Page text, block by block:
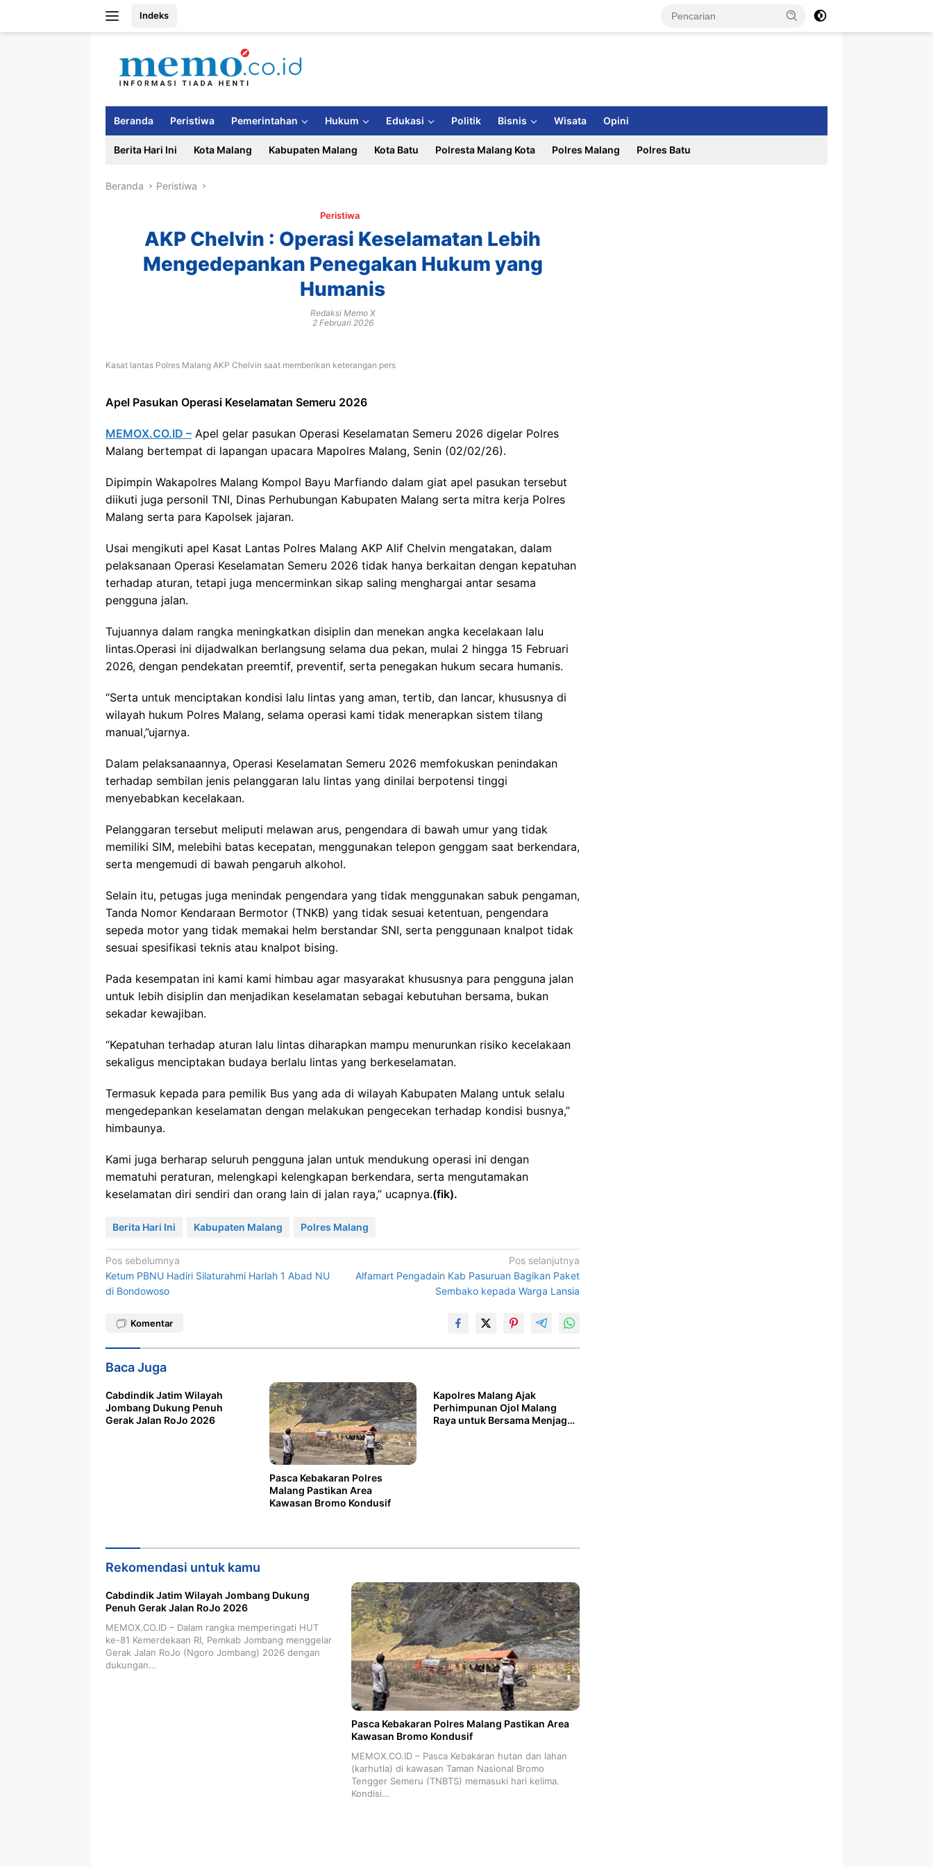
Indeks
Beranda Peristiwa Pemerintahan Hukum Edukasi Politik Bisnis Wisata Opini
Berita Hari Ini Kota Malang Kabupaten Malang Kota Batu Polresta Malang Kota Polres Malang Polres Batu
Beranda Peristiwa
Peristiwa
AKP Chelvin : Operasi Keselamatan Lebih
Mengedepankan Penegakan Hukum yang
Humanis
Redaksi Memo X
2 Februari 2026
Kasat lantas Polres Malang AKP Chelvin saat memberikan keterangan pers
Apel Pasukan Operasi Keselamatan Semeru 2026
MEMOX.CO.ID – Apel gelar pasukan Operasi Keselamatan Semeru 2026 digelar Polres
Malang bertempat di lapangan upacara Mapolres Malang, Senin (02/02/26).
Dipimpin Wakapolres Malang Kompol Bayu Marfiando dalam giat apel pasukan tersebut
diikuti juga personil TNI, Dinas Perhubungan Kabupaten Malang serta mitra kerja Polres
Malang serta para Kapolsek jajaran.
Usai mengikuti apel Kasat Lantas Polres Malang AKP Alif Chelvin mengatakan, dalam
pelaksanaan Operasi Keselamatan Semeru 2026 tidak hanya berkaitan dengan kepatuhan
terhadap aturan, tetapi juga mencerminkan sikap saling menghargai antar sesama
pengguna jalan.
Tujuannya dalam rangka meningkatkan disiplin dan menekan angka kecelakaan lalu
lintas.Operasi ini dijadwalkan berlangsung selama dua pekan, mulai 2 hingga 15 Februari
2026, dengan pendekatan preemtif, preventif, serta penegakan hukum secara humanis.
“Serta untuk menciptakan kondisi lalu lintas yang aman, tertib, dan lancar, khususnya di
wilayah hukum Polres Malang, selama operasi kami tidak menerapkan sistem tilang
manual,”ujarnya.
Dalam pelaksanaannya, Operasi Keselamatan Semeru 2026 memfokuskan penindakan
terhadap sembilan jenis pelanggaran lalu lintas yang dinilai berpotensi tinggi
menyebabkan kecelakaan.
Pelanggaran tersebut meliputi melawan arus, pengendara di bawah umur yang tidak
memiliki SIM, melebihi batas kecepatan, menggunakan telepon genggam saat berkendara,
serta mengemudi di bawah pengaruh alkohol.
Selain itu, petugas juga menindak pengendara yang tidak menggunakan sabuk pengaman,
Tanda Nomor Kendaraan Bermotor (TNKB) yang tidak sesuai ketentuan, pengendara
sepeda motor yang tidak memakai helm berstandar SNI, serta penggunaan knalpot tidak
sesuai spesifikasi teknis atau knalpot bising.
Pada kesempatan ini kami kami himbau agar masyarakat khususnya para pengguna jalan
untuk lebih disiplin dan menjadikan keselamatan sebagai kebutuhan bersama, bukan
sekadar kewajiban.
“Kepatuhan terhadap aturan lalu lintas diharapkan mampu menurunkan risiko kecelakaan
sekaligus menciptakan budaya berlalu lintas yang berkeselamatan.
Termasuk kepada para pemilik Bus yang ada di wilayah Kabupaten Malang untuk selalu
mengedepankan keselamatan dengan melakukan pengecekan terhadap kondisi busnya,”
himbaunya.
Kami juga berharap seluruh pengguna jalan untuk mendukung operasi ini dengan
mematuhi peraturan, melengkapi kelengkapan berkendara, serta mengutamakan
keselamatan diri sendiri dan orang lain di jalan raya,” ucapnya.(fik).
Berita Hari Ini Kabupaten Malang Polres Malang
Navigasi
pos
Pos sebelumnya
Ketum PBNU Hadiri Silaturahmi Harlah 1 Abad NU
di Bondowoso
Pos selanjutnya
Alfamart Pengadain Kab Pasuruan Bagikan Paket
Sembako kepada Warga Lansia
Komentar
Baca Juga
Cabdindik Jatim Wilayah
Jombang Dukung Penuh
Gerak Jalan RoJo 2026
Pasca Kebakaran Polres
Malang Pastikan Area
Kawasan Bromo Kondusif
Kapolres Malang Ajak
Perhimpunan Ojol Malang
Raya untuk Bersama Menjaga
Rekomendasi untuk kamu
Cabdindik Jatim Wilayah Jombang Dukung
Penuh Gerak Jalan RoJo 2026
MEMOX.CO.ID – Dalam rangka memperingati HUT
ke-81 Kemerdekaan RI, Pemkab Jombang menggelar
Gerak Jalan RoJo (Ngoro Jombang) 2026 dengan
dukungan…
Pasca Kebakaran Polres Malang Pastikan Area
Kawasan Bromo Kondusif
MEMOX.CO.ID – Pasca Kebakaran hutan dan lahan
(karhutla) di kawasan Taman Nasional Bromo
Tengger Semeru (TNBTS) memasuki hari kelima.
Kondisi…